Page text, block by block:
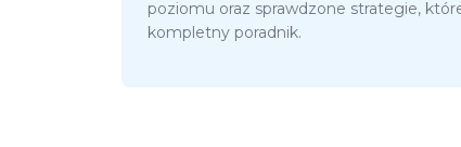
poziomu oraz sprawdzone strategie,
kompletny poradnik.